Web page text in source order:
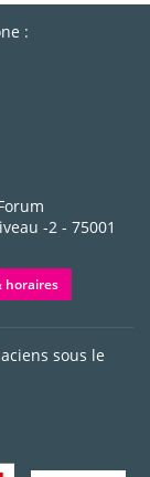
:
-2- 75001
horaires
sous le